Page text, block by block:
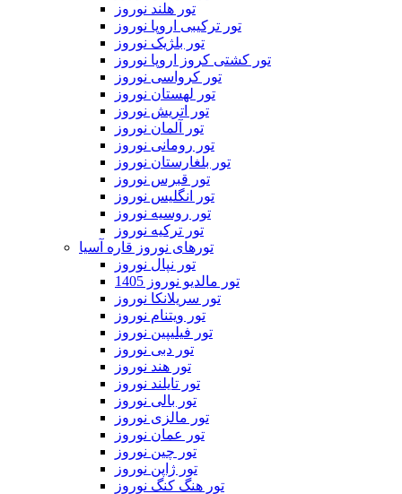
تور هلند نوروز
تور ترکیبی اروپا نوروز
تور بلژیک نوروز
تور کشتی کروز اروپا نوروز
تور کرواسی نوروز
تور لهستان نوروز
تور اتریش نوروز
تور آلمان نوروز
تور رومانی نوروز
تور بلغارستان نوروز
تور قبرس نوروز
تور انگلیس نوروز
تور روسیه نوروز
تور ترکیه نوروز
تورهای نوروز قاره آسیا
تور نپال نوروز
تور مالدیو نوروز 1405
تور سریلانکا نوروز
تور ویتنام نوروز
تور فیلیپین نوروز
تور دبی نوروز
تور هند نوروز
تور تایلند نوروز
تور بالی نوروز
تور مالزی نوروز
تور عمان نوروز
تور چین نوروز
تور ژاپن نوروز
تور هنگ کنگ نوروز